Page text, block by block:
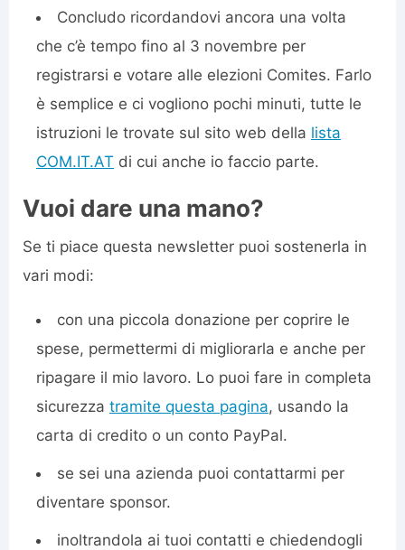
Concludo ricordandovi ancora una volta
che c’è tempo fino al 3 novembre per
registrarsi e votare alle elezioni Comites. Farlo
è semplice e ci vogliono pochi minuti, tutte le
istruzioni le trovate sul sito web della lista
COM.IT.AT di cui anche io faccio parte.
Vuoi dare una mano?
Se ti piace questa newsletter puoi sostenerla in
vari modi:
con una piccola donazione per coprire le
spese, permettermi di migliorarla e anche per
ripagare il mio lavoro. Lo puoi fare in completa
sicurezza tramite questa pagina, usando la
carta di credito o un conto PayPal.
se sei una azienda puoi contattarmi per
diventare sponsor.
inoltrandola ai tuoi contatti e chiedendogli